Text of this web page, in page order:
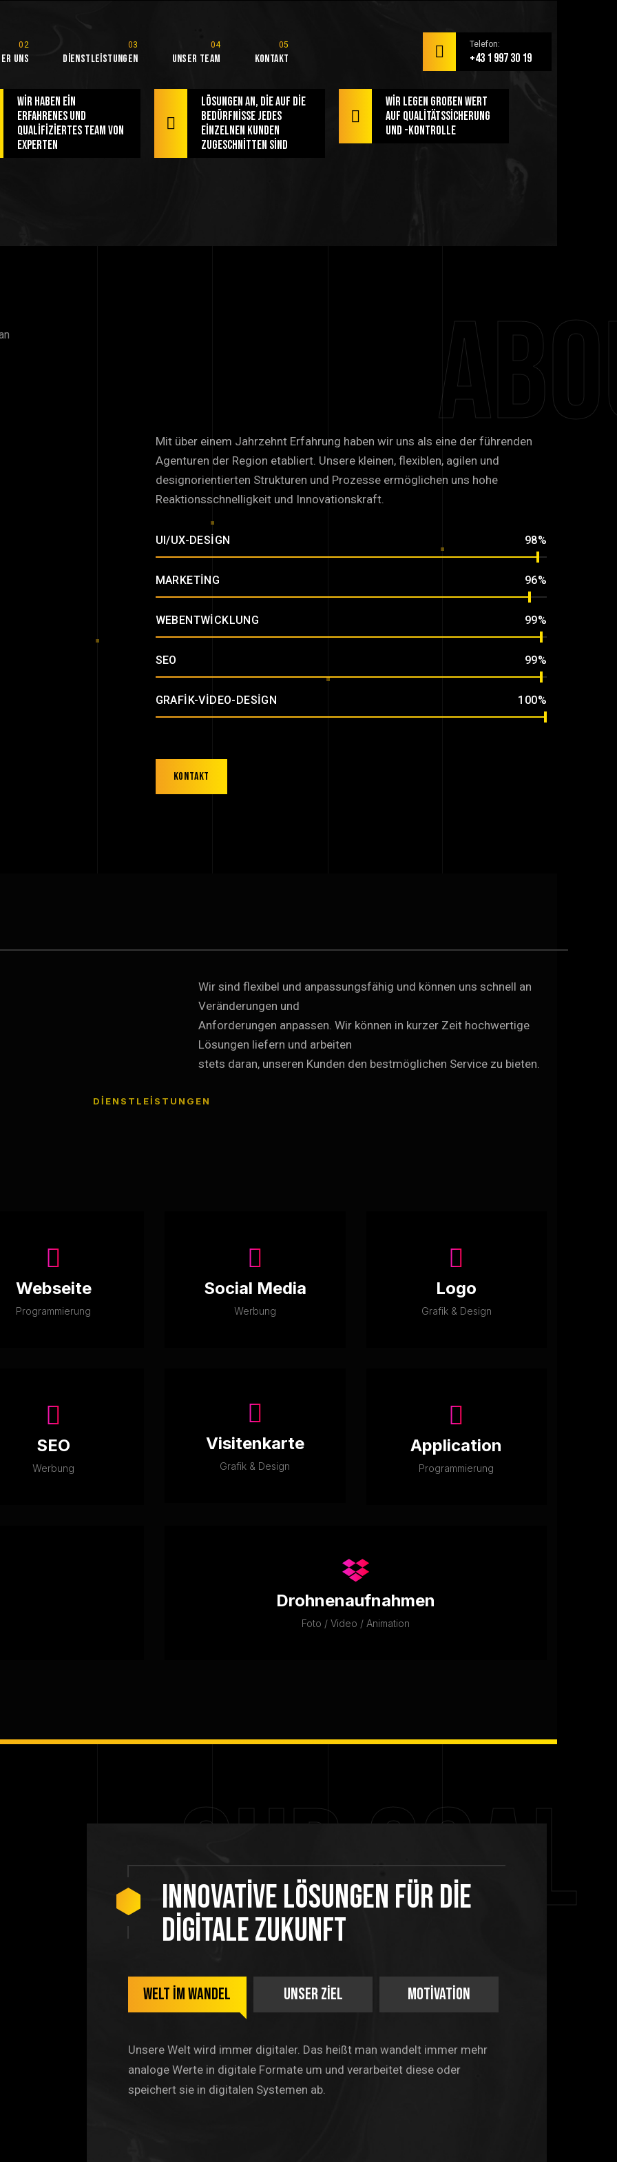
Uns Dienstleistungen Unser Team Kontakt
Telefon:
+43 1 997 30 19
Wir haben ein
erfahrenes und
qualifiziertes Team von
Experten
Lösungen an, die auf die
Bedürfnisse jedes
einzelnen Kunden
zugeschnitten sind
Wir legen großen Wert
auf Qualitätssicherung
und -kontrolle
mit Liebe
zumKundenwunsch
Mit über einem Jahrzehnt Erfahrung haben wir uns als eine der führenden
Agenturen der Region etabliert. Unsere kleinen, flexiblen, agilen und
designorientierten Strukturen und Prozesse ermöglichen uns hohe
Reaktionsschnelligkeit und Innovationskraft.
UI/UX-DESIGN 98%
MARKETING 96%
WEBENTWICKLUNG 99%
SEO 99%
GRAFIK-VIDEO-DESIGN 100%
Kontakt
Wir sind flexibel und anpassungsfähig und können uns schnell an
Veränderungen und
Anforderungen anpassen. Wir können in kurzer Zeit hochwertige
Lösungen liefern und arbeiten
stets daran, unseren Kunden den bestmöglichen Service zu bieten.
DIENSTLEISTUNGEN
Webseite
Programmierung
Social Media
Werbung
Logo
Grafik & Design
SEO
Werbung
Visitenkarte
Grafik & Design
Application
Programmierung
Drohnenaufnahmen
Foto / Video / Animation
Our goal
Innovative Lösungen für die
digitale Zukunft
Welt im Wandel Unser Ziel Motivation
Unsere Welt wird immer digitaler. Das heißt man wandelt immer mehr
analoge Werte in digitale Formate um und verarbeitet diese oder
speichert sie in digitalen Systemen ab.